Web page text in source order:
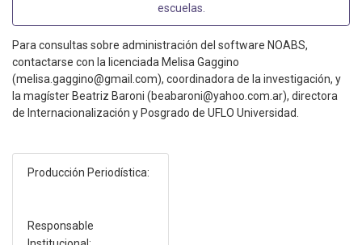
escuelas
Para consultas sobre administración del software NOABS,
contactarse con la licenciada Melisa Gaggino
(melisa.gaggino@gmail.com), coordinadora de la investigación, y
la magíster Beatriz Baroni (beabaroni@yahoo.com.ar), directora
de Internacionalización y Posgrado de UFLO Universidad.
Producción Periodística:
Responsable